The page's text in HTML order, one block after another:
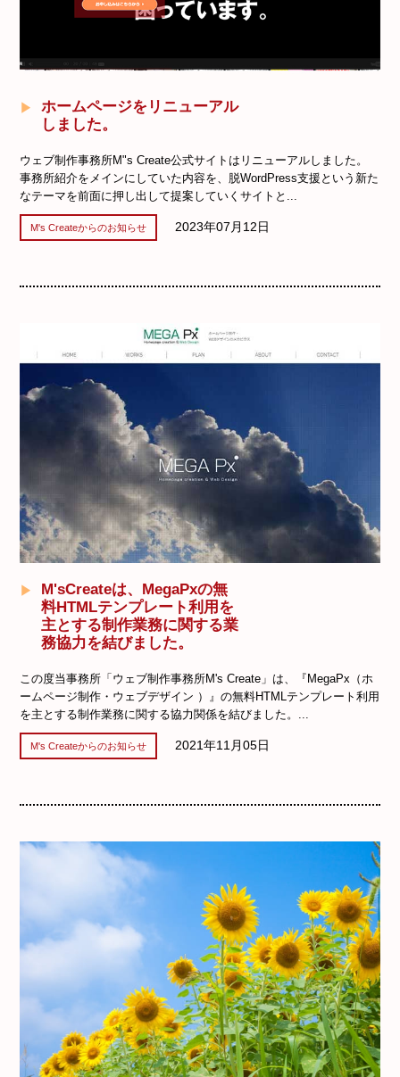
ホームページをリニューアル
しました。
ウェブ制作事務所M"s Create公式サイトはリニューアルしました。
事務所紹介をメインにしていた内容を、脱WordPress支援という新た
なテーマを前面に押し出して提案していくサイトと...
M's Createからのお知らせ 2023年07月12日
M'sCreateは、MegaPxの無
料HTMLテンプレート利用を
主とする制作業務に関する業
務協力を結びました。
この度当事務所「ウェブ制作事務所M's Create」は、『MegaPx（ホ
ームページ制作・ウェブデザイン ）』の無料HTMLテンプレート利用
を主とする制作業務に関する協力関係を結びました。...
M's Createからのお知らせ 2021年11月05日